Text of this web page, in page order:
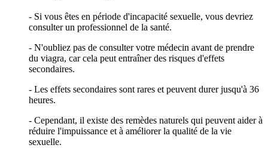
- Si vous êtes en période d'incapacité sexuelle, vous devriez
consulter un professionnel de la santé.
- N'oubliez pas de consulter votre médecin avant de prendre
du viagra, car cela peut entraîner des risques d'effets
secondaires.
- Les effets secondaires sont rares et peuvent durer jusqu'à 36
heures.
- Cependant, il existe des remèdes naturels qui peuvent aider à
réduire l'impuissance et à améliorer la qualité de la vie
sexuelle.